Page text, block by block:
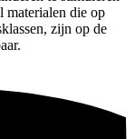
materialen die op
zijn op de